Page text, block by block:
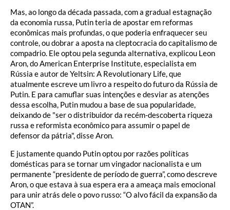
Mas, ao longo da década passada, com a gradual estagnação
da economia russa, Putin teria de apostar em reformas
econômicas mais profundas, o que poderia enfraquecer seu
controle, ou dobrar a aposta na cleptocracia do capitalismo de
compadrio. Ele optou pela segunda alternativa, explicou Leon
Aron, do American Enterprise Institute, especialista em
Rússia e autor de Yeltsin: A Revolutionary Life, que
atualmente escreve um livro a respeito do futuro da Rússia de
Putin. E para camuflar suas intenções e desviar as atenções
dessa escolha, Putin mudou a base de sua popularidade,
deixando de "ser o distribuidor da recém-descoberta riqueza
russa e reformista econômico para assumir o papel de
defensor da pátria", disse Aron.
E justamente quando Putin optou por razões políticas
domésticas para se tornar um vingador nacionalista e um
permanente “presidente de período de guerra”, como descreve
Aron, o que estava à sua espera era a ameaça mais emocional
para unir atrás dele o povo russo: “O alvo fácil da expansão da
OTAN”.